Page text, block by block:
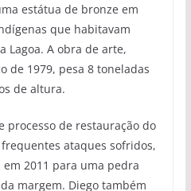
estátua de bronze em
que habitavam
Lagoa. A obra de arte,
de 1979, pesa 8 toneladas
de altura.
processo de restauração do
ataques sofridos,
2011 para uma pedra
margem. Diego também